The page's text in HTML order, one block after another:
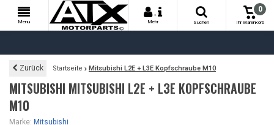
Menu
+
Mehr
Suchen
0
Ihr Warenkorb
Zurück Startseite Mitsubishi L2E + L3E Kopfschraube M10
MITSUBISHI MITSUBISHI L2E + L3E KOPFSCHRAUBE
M10
Marke: Mitsubishi